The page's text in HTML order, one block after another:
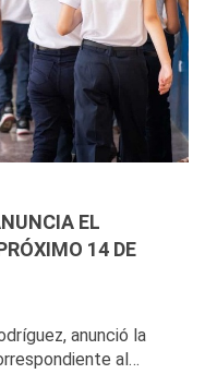
EL
14 DE
anunció la
al…